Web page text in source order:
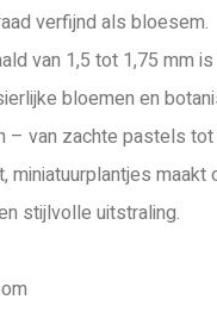
verfijnd als bloesem.
van 1,5 tot 1,75 mm
bloemen en
van zachte pastels tot
miniatuurplantjes
stijlvolle uitstraling.